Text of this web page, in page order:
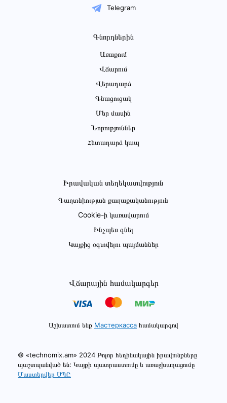
Telegram
Գնորդներին
Առաքում
Վճարում
Վերադարձ
Գնացուցակ
Մեր մասին
Նորություններ
Հետադարձ կապ
Իրավական տեղեկատվություն
Գաղտնիության քաղաքականություն
Cookie-ի կառավարում
Ինչպես գնել
Կայքից օգտվելու պայմաններ
Վճարային համակարգեր
Աշխատում ենք Мастеркасса համակարգով
© «technomix.am» 2024 Բոլոր հեղինակային իրավունքները
պաշտպանված են: Կայքի պատրաստումը և առաջխաղացումը
Մաստերվեբ ՍՊԸ